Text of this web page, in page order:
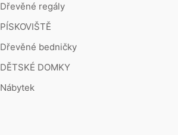
Dřevěné regály
PÍSKOVIŠTĚ
Dřevěné bedničky
DĚTSKÉ DOMKY
Nábytek